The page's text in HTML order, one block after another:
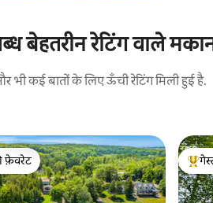
बेहतरीन रेटिंग वाले
कई बातों के लिए ऊँची रेटिंग मिली हुई है.
फ़ेवरेट
फ़ेवरेट